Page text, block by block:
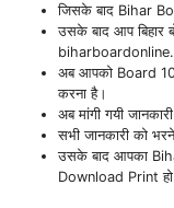
जिसके बाद Bihar
उसके बाद आप बिहार
अब आपको Board
करना है।
अब मांगी गयी
सभी जानकारी को
उसके बाद आपका
Download Print हो